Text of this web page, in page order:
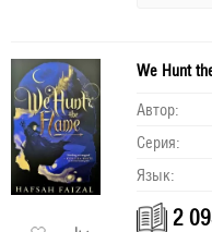
We Hunt
Автор:
Серия:
Язык:
2